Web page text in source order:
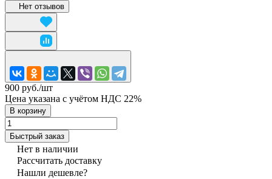
Нет отзывов
900 руб./шт
Цена указана с учётом НДС 22%
В корзину
Быстрый заказ
Нет в наличии
Рассчитать доставку
Нашли дешевле?